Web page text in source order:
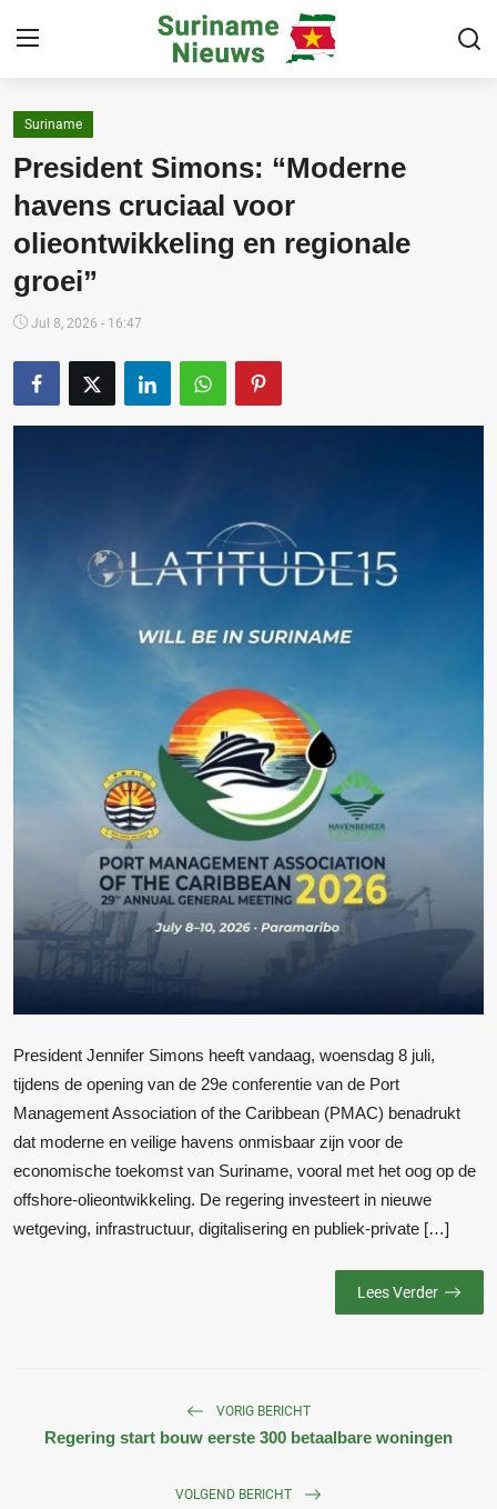
Home
Buitenland
Sport
Cultuur & Media
Deals!
Suriname
President Simons: “Moderne
havens cruciaal voor
olieontwikkeling en regionale
groei”
Jul 8, 2026 - 16:47
President Jennifer Simons heeft vandaag, woensdag 8 juli,
tijdens de opening van de 29e conferentie van de Port
Management Association of the Caribbean (PMAC) benadrukt
dat moderne en veilige havens onmisbaar zijn voor de
economische toekomst van Suriname, vooral met het oog op de
offshore-olieontwikkeling. De regering investeert in nieuwe
wetgeving, infrastructuur, digitalisering en publiek-private […]
Lees Verder
VORIG BERICHT
Regering start bouw eerste 300 betaalbare woningen
VOLGEND BERICHT